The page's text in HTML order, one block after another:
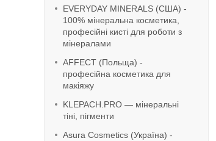
EVERYDAY MINERALS (США) -
100% мінеральна косметика,
професійні кисті для роботи з
мінералами
AFFECT (Польща) -
професійна косметика для
макіяжу
KLEPACH.PRO — мінеральні
тіні, пігменти
Asura Cosmetics (Україна) -